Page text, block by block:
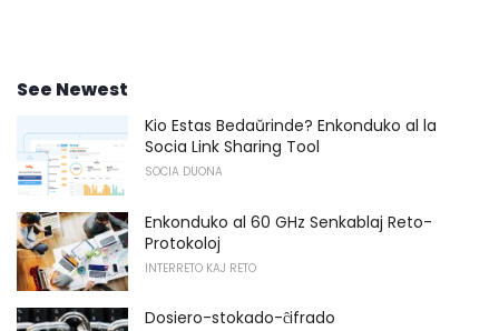
See Newest
Kio Estas Bedaŭrinde? Enkonduko al la
Socia Link Sharing Tool
SOCIA DUONA
Enkonduko al 60 GHz Senkablaj Reto-
Protokoloj
INTERRETO KAJ RETO
Dosiero-stokado-ĉifrado